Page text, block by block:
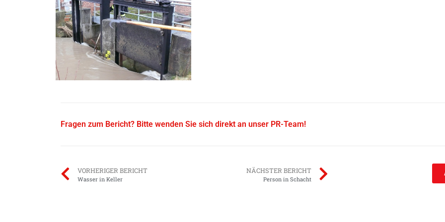
Fragen zum Bericht? Bitte wenden Sie sich direkt an unser PR-Team!
VORHERIGER BERICHT
Wasser in Keller
NÄCHSTER BERICHT
Person in Schacht